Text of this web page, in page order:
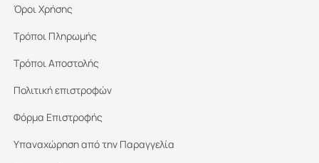
Όροι Χρήσης
Τρόποι Πληρωμής
Τρόποι Αποστολής
Πολιτική επιστροφών
Φόρμα Επιστροφής
Υπαναχώρηση από την Παραγγελία